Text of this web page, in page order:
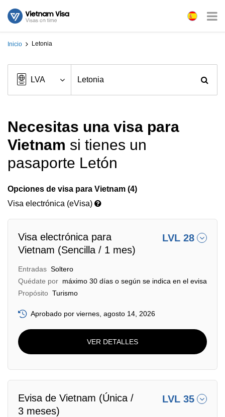
Inicio Letonia
Necesitas una visa para
Vietnam si tienes un
pasaporte Letón
Opciones de visa para Vietnam (4)
Visa electrónica (eVisa)
Visa electrónica para
Vietnam (Sencilla / 1 mes)
LVL 28
Entradas Soltero
Quédate por máximo 30 días o según se indica en el evisa
Propósito Turismo
Aprobado por viernes, agosto 14, 2026
VER DETALLES
Evisa de Vietnam (Única /
3 meses)
LVL 35